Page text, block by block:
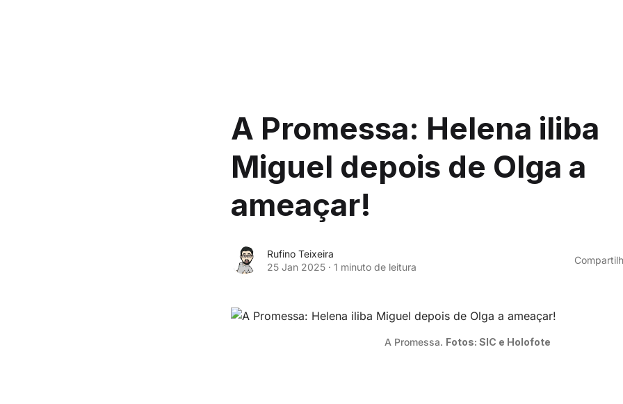
A Promessa: Helena iliba
Miguel depois de Olga a
ameaçar!
Rufino Teixeira
25 Jan 2025 · 1 minuto de leitura
A Promessa. Fotos: SIC e Holofote